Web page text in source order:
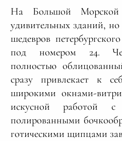
На Большой
удивительных зданий,
шедевров
под номером 24.
полностью
сразу привлекает к
широкими окнами-
искусной работой с
полированными
готическими щипцами